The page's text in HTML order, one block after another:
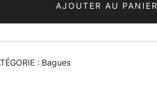
AJOUTER AU PANIER
: Bagues